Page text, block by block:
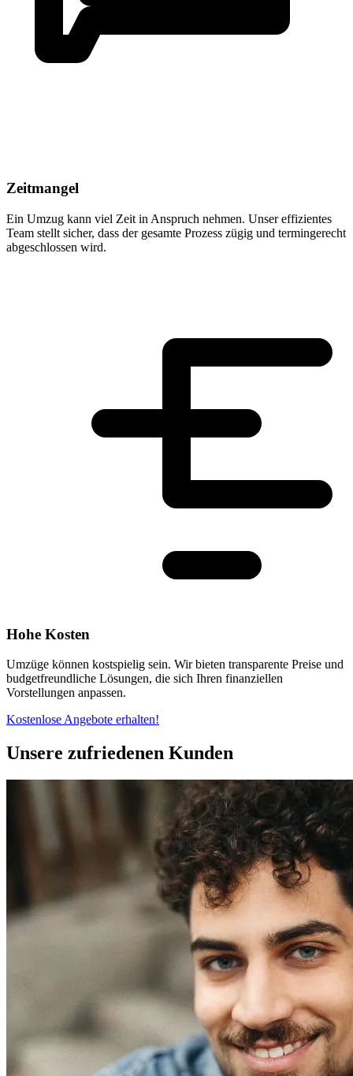
Zeitmangel
Ein Umzug kann viel Zeit in Anspruch nehmen. Unser effizientes
Team stellt sicher, dass der gesamte Prozess zügig und termingerecht
abgeschlossen wird.
Hohe Kosten
Umzüge können kostspielig sein. Wir bieten transparente Preise und
budgetfreundliche Lösungen, die sich Ihren finanziellen
Vorstellungen anpassen.
Kostenlose Angebote erhalten!
Unsere zufriedenen Kunden